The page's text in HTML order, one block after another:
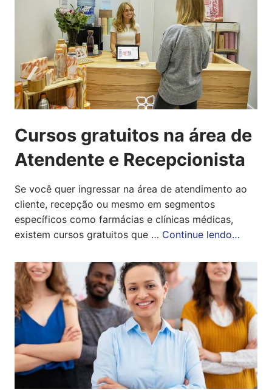
Cursos gratuitos na área de
Atendente e Recepcionista
Se você quer ingressar na área de atendimento ao
cliente, recepção ou mesmo em segmentos
específicos como farmácias e clínicas médicas,
existem cursos gratuitos que … Continue lendo…